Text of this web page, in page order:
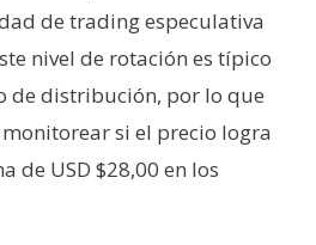
de trading especulativa
nivel de rotación es típico
de distribución, por lo que
si el precio logra
de USD $28,00 en los